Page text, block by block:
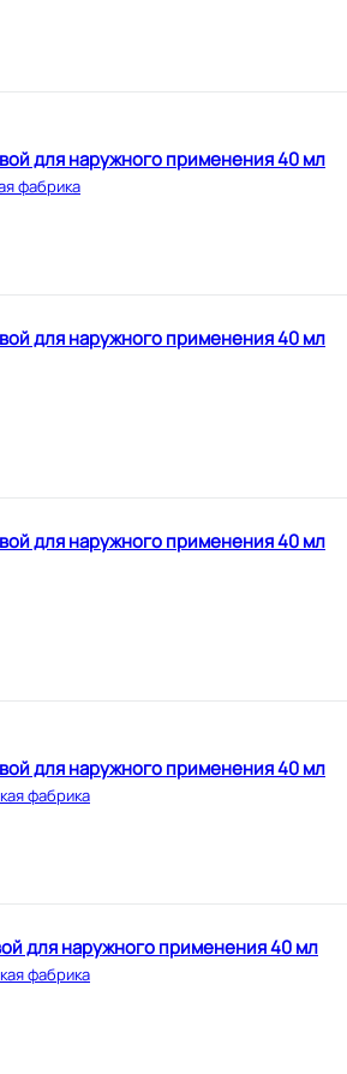
для наружного применения 40 мл
фабрика
для наружного применения 40 мл
для наружного применения 40 мл
для наружного применения 40 мл
фабрика
для наружного применения 40 мл
фабрика